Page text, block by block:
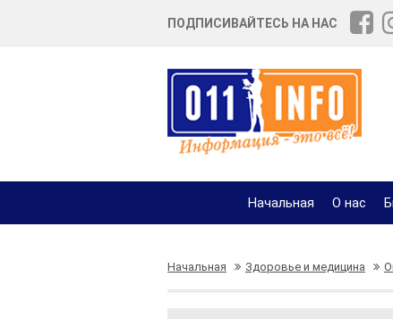
ПОДПИСИВАЙТЕСЬ НА НАС
Начальная О нас
Начальная Здоровье и медицина